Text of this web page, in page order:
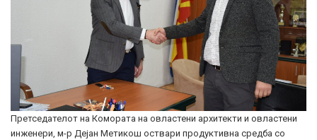
Претседателот на Комората на овластени архитекти и овластени
инженери, м-р Дејан Метикош оствари продуктивна средба со